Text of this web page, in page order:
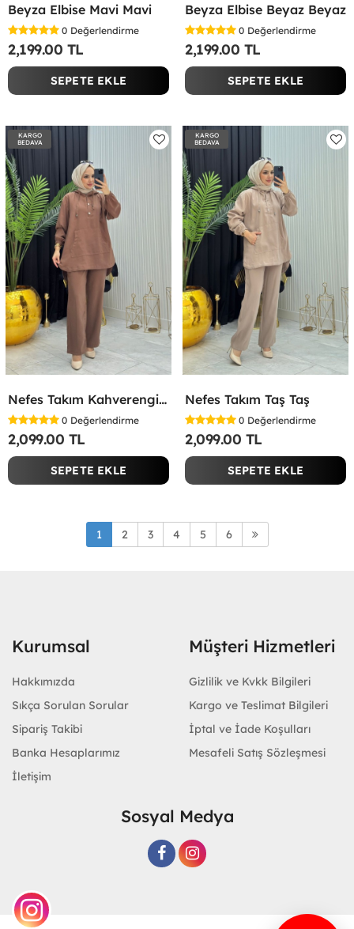
Beyza Elbise Mavi Mavi
0 Değerlendirme
2,199.00 TL
SEPETE EKLE
Beyza Elbise Beyaz Beyaz
0 Değerlendirme
2,199.00 TL
SEPETE EKLE
KARGO
BEDAVA
Nefes Takım Kahverengi Kahverengi
0 Değerlendirme
2,099.00 TL
SEPETE EKLE
KARGO
BEDAVA
Nefes Takım Taş Taş
0 Değerlendirme
2,099.00 TL
SEPETE EKLE
1 2 3 4 5 6
Kurumsal
Hakkımızda
Sıkça Sorulan Sorular
Sipariş Takibi
Banka Hesaplarımız
İletişim
Müşteri Hizmetleri
Gizlilik ve Kvkk Bilgileri
Kargo ve Teslimat Bilgileri
İptal ve İade Koşulları
Mesafeli Satış Sözleşmesi
Sosyal Medya